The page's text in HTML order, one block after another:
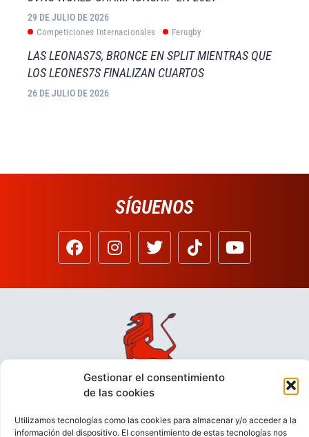
Gestionar el consentimiento
de las cookies
Utilizamos tecnologías como las cookies para almacenar y/o acceder a la
información del dispositivo. El consentimiento de estas tecnologías nos
29 DE JULIO DE 2026
Competiciones Internacionales Ferugby
LAS LEONAS7S, BRONCE EN SPLIT MIENTRAS QUE
LOS LEONES7S FINALIZAN CUARTOS
26 DE JULIO DE 2026
SÍGUENOS